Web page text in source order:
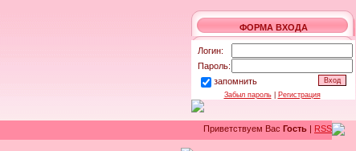
ФОРМА ВХОДА
Логин:
Пароль:
запомнить
Забыл пароль| Регистрация
Приветствуем Вас Гость | RSS